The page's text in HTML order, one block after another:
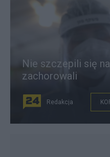
Nie szczepili się
zachorowali
Redakcja